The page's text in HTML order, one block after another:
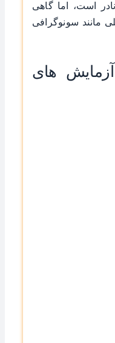
است، اما گاهی
مانند سونوگرافی
های